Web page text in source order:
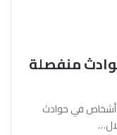
منفصلة
آفرين علو ـ xeber24.net قُتل ما لا يقل عن 5 أشخاص في حوادث